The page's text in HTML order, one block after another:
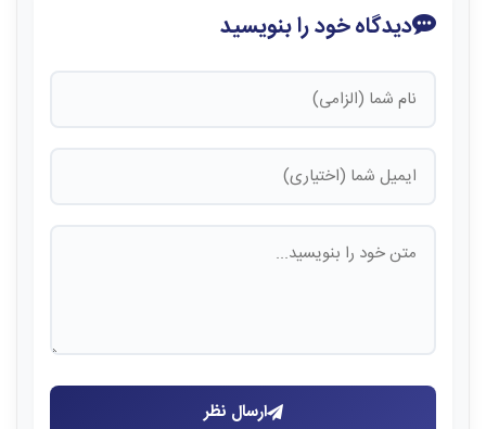
دیدگاه خود را بنویسید
ارسال نظر